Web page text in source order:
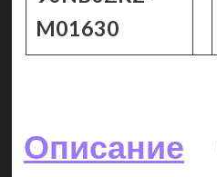
M01630
Описание